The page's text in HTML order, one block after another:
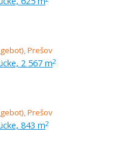
2 567 m2
843 m2